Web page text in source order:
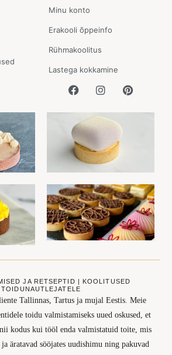
Minu konto
Erakooli õppeinfo
Rühmakoolitus
Lastega kokkamine
JA RETSEPTID | KOOLITUSED
TOIDUNAUTLEJATELE
Tallinnas, Tartus ja mujal Eestis. Meie
toidu valmistamiseks uued oskused, et
kodus kui tööl enda valmistatuid toite, mis
äratavad sööjates uudishimu ning pakuvad